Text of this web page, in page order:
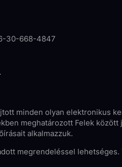
30-668-4847
minden olyan elektronikus
meghatározott Felek
alkalmazzuk.
megrendeléssel